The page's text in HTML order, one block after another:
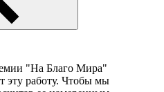
"На Благо Мира"
эту работу. Чтобы мы